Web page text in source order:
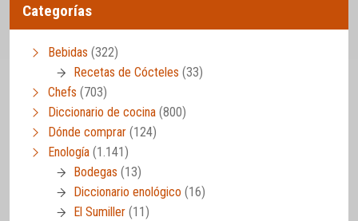
Categorías
Bebidas (322)
Recetas de Cócteles (33)
Chefs (703)
Diccionario de cocina (800)
Dónde comprar (124)
Enología (1.141)
Bodegas (13)
Diccionario enológico (16)
El Sumiller (11)